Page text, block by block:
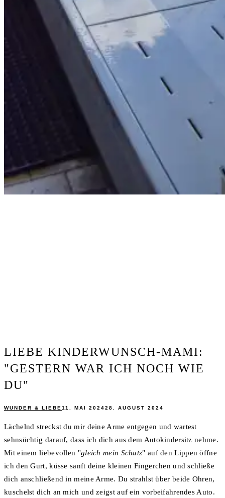
LIEBE KINDERWUNSCH-MAMI:
"GESTERN WAR ICH NOCH WIE
DU"
WUNDER & LIEBE 11. MAI 202428. AUGUST 2024
Lächelnd streckst du mir deine Arme entgegen und wartest
sehnsüchtig darauf, dass ich dich aus dem Autokindersitz nehme.
Mit einem liebevollen "gleich mein Schatz" auf den Lippen öffne
ich den Gurt, küsse sanft deine kleinen Fingerchen und schließe
dich anschließend in meine Arme. Du strahlst über beide Ohren,
kuschelst dich an mich und zeigst auf ein vorbeifahrendes Auto.